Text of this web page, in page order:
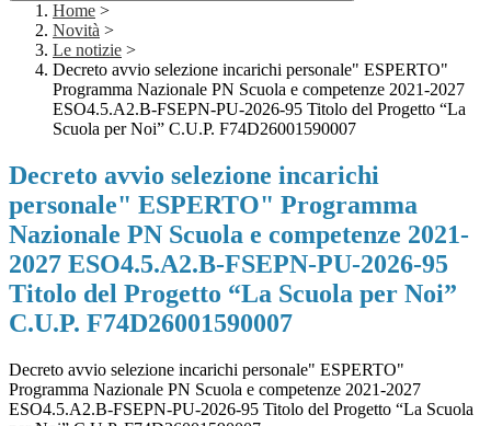
Home >
Novità >
Le notizie >
Decreto avvio selezione incarichi personale" ESPERTO"
Programma Nazionale PN Scuola e competenze 2021-2027
ESO4.5.A2.B-FSEPN-PU-2026-95 Titolo del Progetto “La
Scuola per Noi” C.U.P. F74D26001590007
Decreto avvio selezione incarichi
personale" ESPERTO" Programma
Nazionale PN Scuola e competenze 2021-
2027 ESO4.5.A2.B-FSEPN-PU-2026-95
Titolo del Progetto “La Scuola per Noi”
C.U.P. F74D26001590007
Decreto avvio selezione incarichi personale" ESPERTO"
Programma Nazionale PN Scuola e competenze 2021-2027
ESO4.5.A2.B-FSEPN-PU-2026-95 Titolo del Progetto “La Scuola